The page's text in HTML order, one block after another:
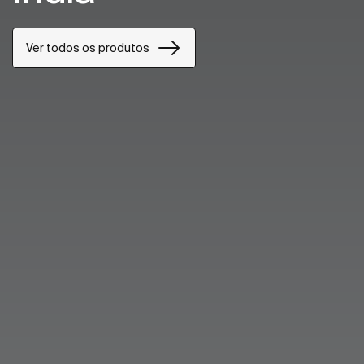
Ver todos os produtos